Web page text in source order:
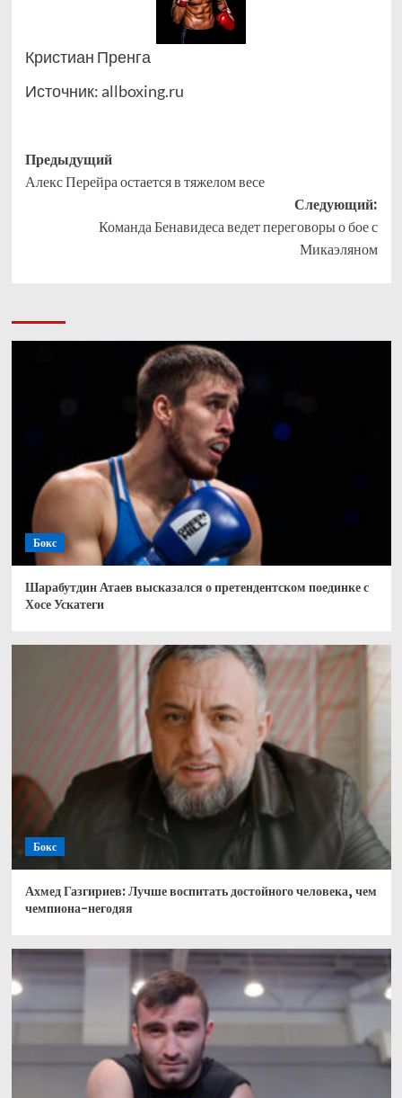
Кристиан Пренга
Источник: allboxing.ru
Навигация
записи
Предыдущий
Алекс Перейра остается в тяжелом весе
Следующий:
Команда Бенавидеса ведет переговоры о бое с
Микаэляном
Бокс
Шарабутдин Атаев высказался о претендентском поединке с
Хосе Ускатеги
Бокс
Ахмед Газгириев: Лучше воспитать достойного человека, чем
чемпиона-негодяя